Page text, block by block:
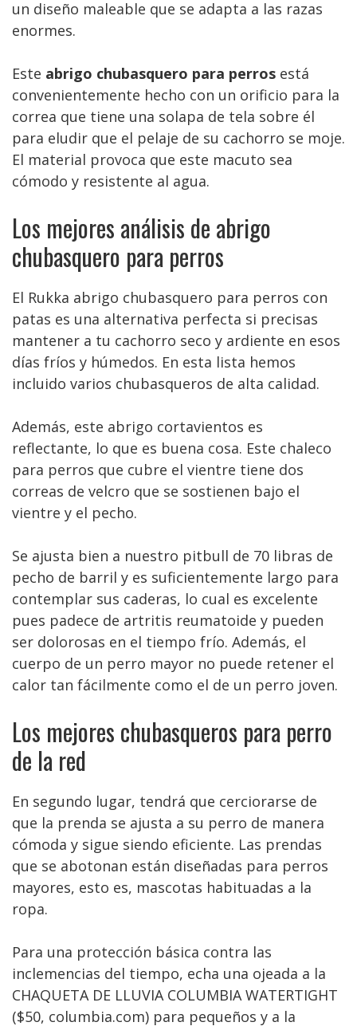
un diseño maleable que se adapta a las razas
enormes.
Este abrigo chubasquero para perros está
convenientemente hecho con un orificio para la
correa que tiene una solapa de tela sobre él
para eludir que el pelaje de su cachorro se moje.
El material provoca que este macuto sea
cómodo y resistente al agua.
Los mejores análisis de abrigo
chubasquero para perros
El Rukka abrigo chubasquero para perros con
patas es una alternativa perfecta si precisas
mantener a tu cachorro seco y ardiente en esos
días fríos y húmedos. En esta lista hemos
incluido varios chubasqueros de alta calidad.
Además, este abrigo cortavientos es
reflectante, lo que es buena cosa. Este chaleco
para perros que cubre el vientre tiene dos
correas de velcro que se sostienen bajo el
vientre y el pecho.
Se ajusta bien a nuestro pitbull de 70 libras de
pecho de barril y es suficientemente largo para
contemplar sus caderas, lo cual es excelente
pues padece de artritis reumatoide y pueden
ser dolorosas en el tiempo frío. Además, el
cuerpo de un perro mayor no puede retener el
calor tan fácilmente como el de un perro joven.
Los mejores chubasqueros para perro
de la red
En segundo lugar, tendrá que cerciorarse de
que la prenda se ajusta a su perro de manera
cómoda y sigue siendo eficiente. Las prendas
que se abotonan están diseñadas para perros
mayores, esto es, mascotas habituadas a la
ropa.
Para una protección básica contra las
inclemencias del tiempo, echa una ojeada a la
CHAQUETA DE LLUVIA COLUMBIA WATERTIGHT
($50, columbia.com) para pequeños y a la